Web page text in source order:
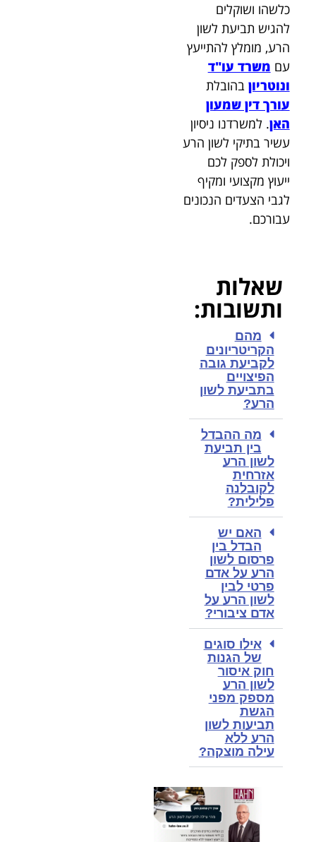
כלשהו ושוקלים
להגיש תביעת לשון
הרע, מומלץ להתייעץ
עם משרד עו"ד
ונוטריון בהובלת
עורך דין שמעון
האן. למשרדנו ניסיון
עשיר בתיקי לשון הרע
ויכולת לספק לכם
ייעוץ מקצועי ומקיף
לגבי הצעדים הנכונים
עבורכם.
שאלות
ותשובות:
מהם
הקריטריונים
לקביעת גובה
הפיצויים
בתביעת לשון
הרע?
מה ההבדל
בין תביעת
לשון הרע
אזרחית
לקובלנה
פלילית?
האם יש
הבדל בין
פרסום לשון
הרע על אדם
פרטי לבין
לשון הרע על
אדם ציבורי?
אילו סוגים
של הגנות
חוק איסור
לשון הרע
מספק מפני
הגשת
תביעות לשון
הרע ללא
עילה מוצקה?